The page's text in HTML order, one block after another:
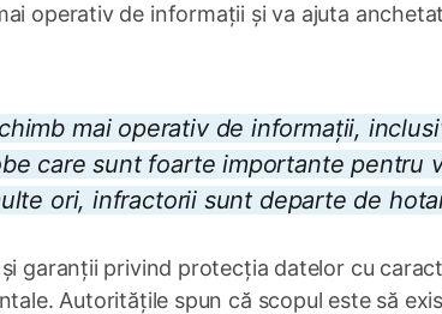
operativ de informații și va ajuta
mai operativ de informații,
care sunt foarte importante pentru
ori, infractorii sunt departe de
garanții privind protecția datelor cu
Autoritățile spun că scopul este să